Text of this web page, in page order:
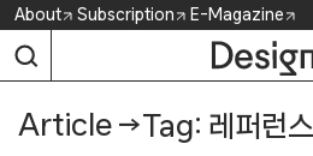
Skip
content
About Subscription E-Magazine
Article →Tag: 레퍼런스